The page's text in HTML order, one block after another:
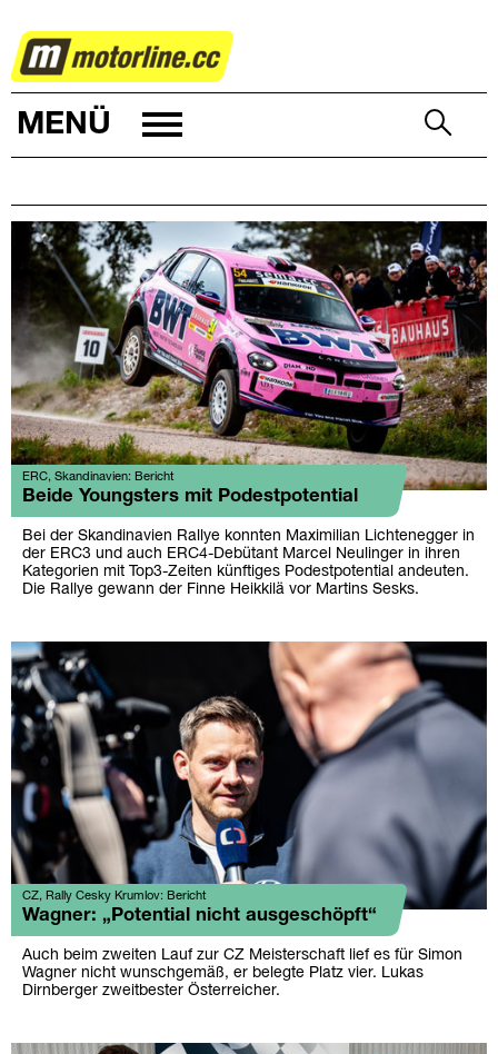
RALLYE
MENÜ
ERC, Skandinavien: Bericht
Beide Youngsters mit Podestpotential
Bei der Skandinavien Rallye konnten Maximilian Lichtenegger in
der ERC3 und auch ERC4-Debütant Marcel Neulinger in ihren
Kategorien mit Top3-Zeiten künftiges Podestpotential andeuten.
Die Rallye gewann der Finne Heikkilä vor Martins Sesks.
CZ, Rally Cesky Krumlov: Bericht
Wagner: „Potential nicht ausgeschöpft“
Auch beim zweiten Lauf zur CZ Meisterschaft lief es für Simon
Wagner nicht wunschgemäß, er belegte Platz vier. Lukas
Dirnberger zweitbester Österreicher.